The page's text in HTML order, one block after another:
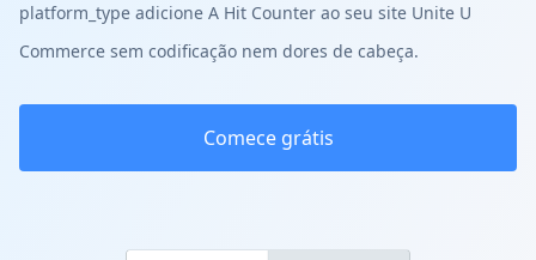
platform_type adicione A Hit Counter ao seu site Unite U
Commerce sem codificação nem dores de cabeça.
Comece grátis